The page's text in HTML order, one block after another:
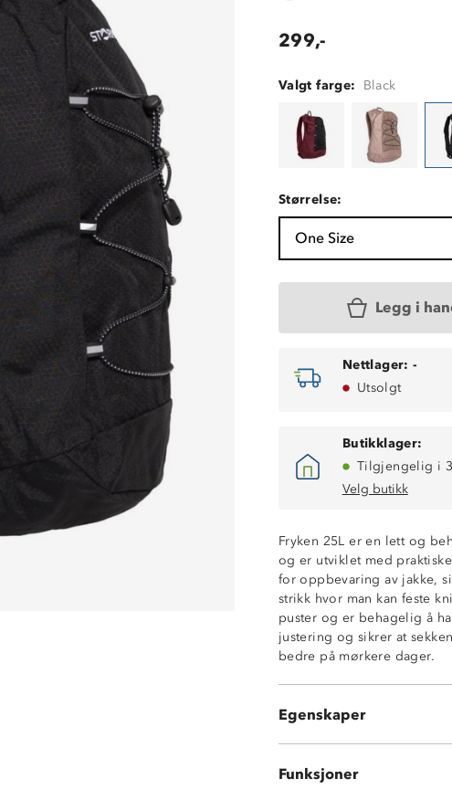
299,-
Valgt farge: Black
Størrelse:
One Size
Legg i
Nettlager: -
Utsolgt
Butikklager:
Tilgjengelig i
Velg butikk
Fryken 25L er en lett og
og er utviklet med
for oppbevaring av jakke,
strikk hvor man kan feste
puster og er behagelig å
justering og sikrer at
bedre på mørkere dager.
Egenskaper
Mål: 48 cm høy
Vektkapasitet: 9-10 kg
Hovedrom med åpen
Topplomme med
Strikkfester i front
Meshlomme på siden
Knagghempe
Refleks
Funksjoner